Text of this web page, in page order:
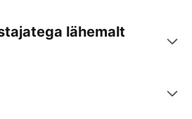
lähemalt